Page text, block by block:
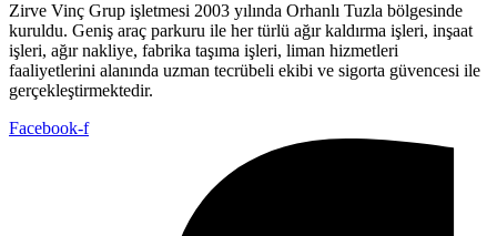
Zirve Vinç Grup işletmesi 2003 yılında Orhanlı Tuzla bölgesinde
kuruldu. Geniş araç parkuru ile her türlü ağır kaldırma işleri, inşaat
işleri, ağır nakliye, fabrika taşıma işleri, liman hizmetleri
faaliyetlerini alanında uzman tecrübeli ekibi ve sigorta güvencesi ile
gerçekleştirmektedir.
Facebook-f